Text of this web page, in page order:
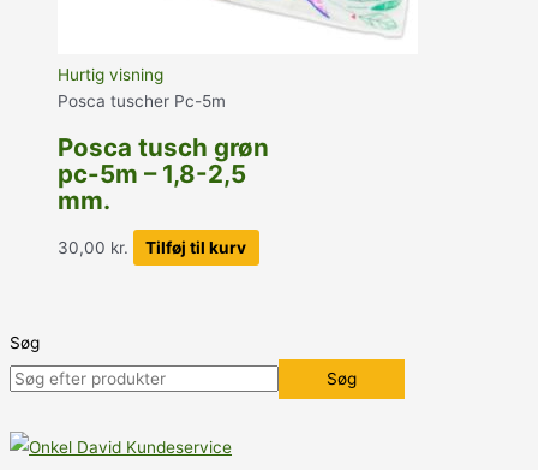
Hurtig visning
Posca tuscher Pc-5m
Posca tusch grøn
pc-5m – 1,8-2,5
mm.
30,00 kr. Tilføj til kurv
Søg
Søg